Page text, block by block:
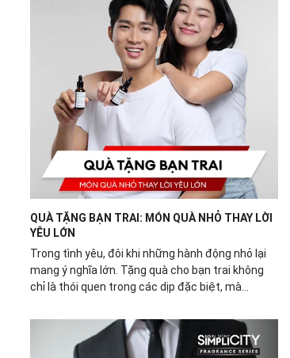
QUÀ TẶNG BẠN TRAI: MÓN QUÀ NHỎ THAY LỜI
YÊU LỚN
Trong tình yêu, đôi khi những hành động nhỏ lại
mang ý nghĩa lớn. Tặng quà cho bạn trai không
chỉ là thói quen trong các dịp đặc biệt, mà...